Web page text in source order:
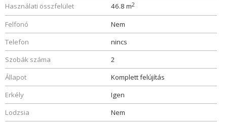
Használati összfelület
46.8 m2
Felfonó
Nem
Telefon
nincs
Szobák száma
2
Állapot
Komplett felújítás
Erkély
Igen
Lodzsia
Nem